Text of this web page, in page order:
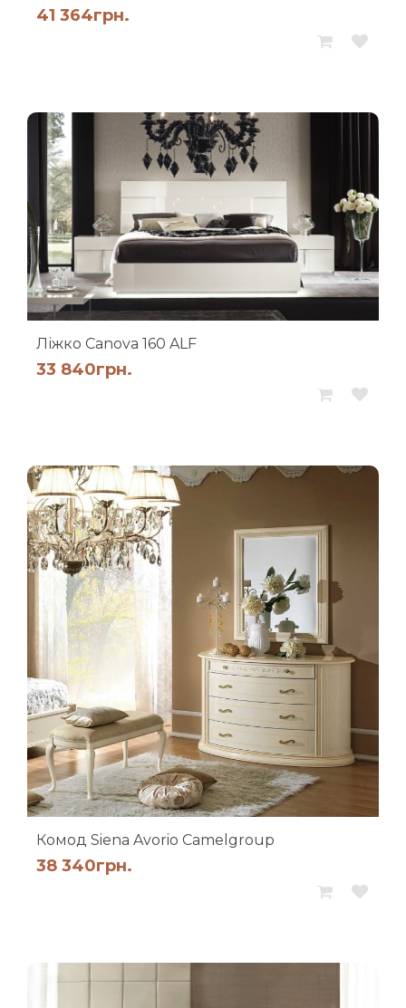
41 364грн.
Ліжко Canova 160 ALF
33 840грн.
Комод Siena Avorio Camelgroup
38 340грн.